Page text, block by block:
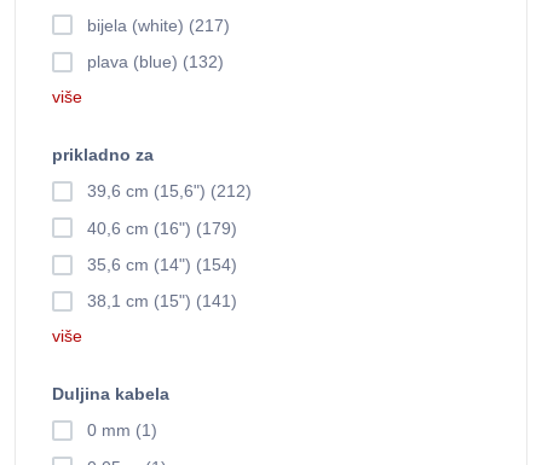
bijela (white) (217)
plava (blue) (132)
više
prikladno za
39,6 cm (15,6") (212)
40,6 cm (16") (179)
35,6 cm (14") (154)
38,1 cm (15") (141)
više
Duljina kabela
0 mm (1)